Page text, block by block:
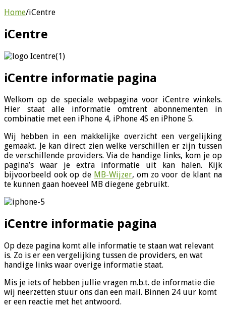
Home/iCentre
iCentre
iCentre informatie pagina
Welkom op de speciale webpagina voor iCentre winkels.
Hier staat alle informatie omtrent abonnementen in
combinatie met een iPhone 4, iPhone 4S en iPhone 5.
Wij hebben in een makkelijke overzicht een vergelijking
gemaakt. Je kan direct zien welke verschillen er zijn tussen
de verschillende providers. Via de handige links, kom je op
pagina’s waar je extra informatie uit kan halen. Kijk
bijvoorbeeld ook op de MB-Wijzer, om zo voor de klant na
te kunnen gaan hoeveel MB diegene gebruikt.
iCentre informatie pagina
Op deze pagina komt alle informatie te staan wat relevant
is. Zo is er een vergelijking tussen de providers, en wat
handige links waar overige informatie staat.
Mis je iets of hebben jullie vragen m.b.t. de informatie die
wij neerzetten stuur ons dan een mail. Binnen 24 uur komt
er een reactie met het antwoord.